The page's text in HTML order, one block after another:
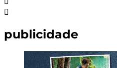
publicidade